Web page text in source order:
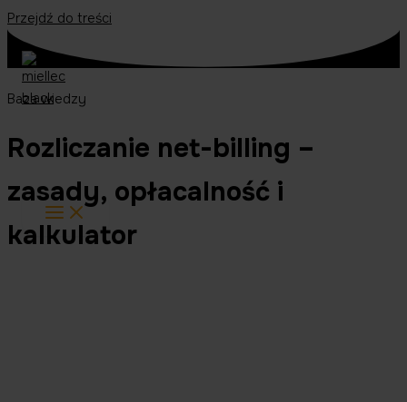
Przejdź do treści
Baza wiedzy
Rozliczanie net-billing –
zasady, opłacalność i
kalkulator